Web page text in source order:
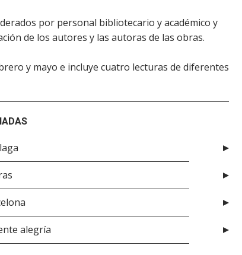
por personal bibliotecario y académico y
de los autores y las autoras de las obras.
y mayo e incluye cuatro lecturas de diferentes
alegría